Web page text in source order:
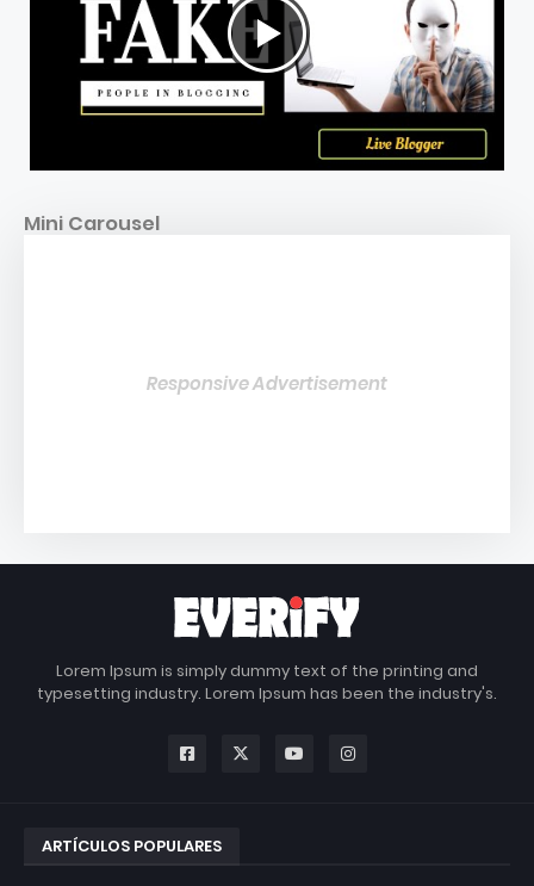
Mini Carousel
Responsive Advertisement
Lorem Ipsum is simply dummy text of the printing and
typesetting industry. Lorem Ipsum has been the industry's.
ARTÍCULOS POPULARES